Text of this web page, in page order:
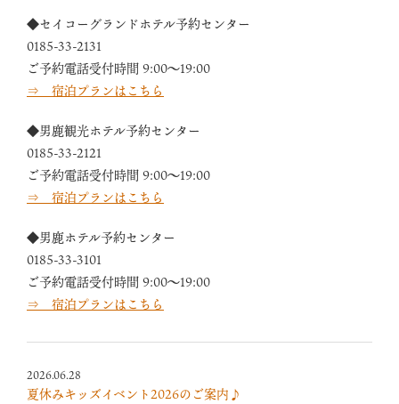
◆セイコーグランドホテル予約センター
0185-33-2131
ご予約電話受付時間 9:00～19:00
⇒ 宿泊プランはこちら
◆男鹿観光ホテル予約センター
0185-33-2121
ご予約電話受付時間 9:00～19:00
⇒ 宿泊プランはこちら
◆男鹿ホテル予約センター
0185-33-3101
ご予約電話受付時間 9:00～19:00
⇒ 宿泊プランはこちら
2026.06.28
夏休みキッズイベント2026のご案内♪